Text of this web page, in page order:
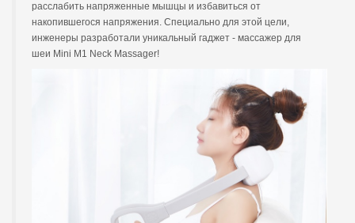
расслабить напряженные мышцы и избавиться от
накопившегося напряжения. Специально для этой цели,
инженеры разработали уникальный гаджет - массажер для
шеи Mini M1 Neck Massager!